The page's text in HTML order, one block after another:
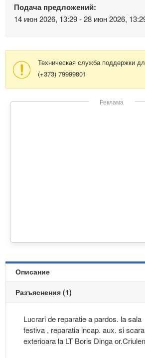
Подача предложений:
14 июн 2026, 13:29 - 28 июн 2026,
Техническая служба поддержки
(+373) 79999801
Реклама
Описание
Разъяснения (1)
Lucrari de reparatie a pardos. la sala
festiva , reparatia incap. aux. si scara
exterioara la LT Boris Dinga